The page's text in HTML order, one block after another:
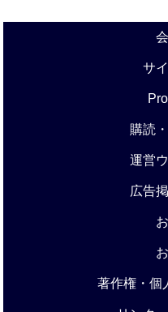
サ
購読
運営
広告
著作権・個